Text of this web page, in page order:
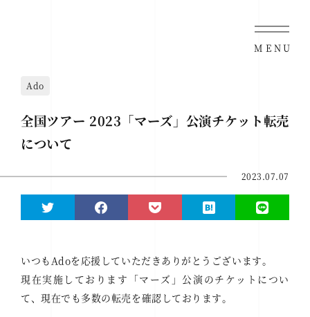
MENU
Ado
全国ツアー 2023「マーズ」公演チケット転売
について
2023.07.07
いつもAdoを応援していただきありがとうございます。
現在実施しております「マーズ」公演のチケットについ
て、現在でも多数の転売を確認しております。